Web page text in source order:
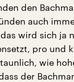
den
auch
wird sich ja
pro und
wie
der